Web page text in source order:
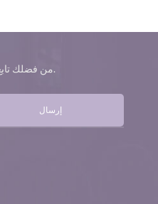
من فضلك تابع القراءة، ابق على اطلاع، اشترك، ونحن نرحب بك لتخبرنا برأيك.
إرسال